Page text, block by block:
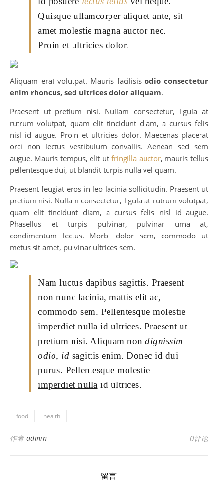
Quisque ullamcorper aliquet ante, sit
amet molestie magna auctor nec.
Proin et ultricies dolor.
Aliquam erat volutpat. Mauris facilisisodio consectetur
enim rhoncus, sed ultrices dolor aliquam.
Praesent ut pretium nisi. Nullam consectetur, ligula at
rutrum volutpat, quam elit tincidunt diam, a cursus felis
nisl id augue. Proin et ultricies dolor. Maecenas placerat
orci non lectus vestibulum convallis. Aenean sed sem
augue. Mauris tempus, elit ut fringilla auctor, mauris tellus
pellentesque dui, ut blandit turpis nulla vel quam.
Praesent feugiat eros in leo lacinia sollicitudin. Praesent ut
pretium nisi. Nullam consectetur, ligula at rutrum volutpat,
quam elit tincidunt diam, a cursus felis nisl id augue.
Phasellus et turpis pulvinar, pulvinar urna at,
condimentum lectus. Morbi dolor sem, commodo ut
metus sit amet, pulvinar ultrices sem.
Nam luctus dapibus sagittis. Praesent
non nunc lacinia, mattis elit ac,
commodo sem. Pellentesque molestie
imperdiet nulla id ultrices. Praesent ut
pretium nisi. Aliquam non dignissim
odio, id sagittis enim. Donec id dui
purus. Pellentesque molestie
imperdiet nulla id ultrices.
food health
作者 admin 0评论
留言